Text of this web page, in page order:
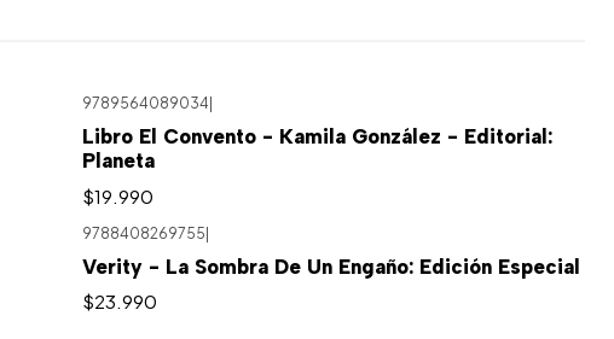
9789564089034
Libro El Convento - Kamila González - Editorial:
Planeta
$19.990
9788408269755|
Verity - La Sombra De Un Engaño: Edición Especial
$23.990